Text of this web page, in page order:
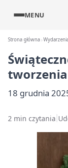
MENU
Strona główna
18 grudnia
2 min czytania